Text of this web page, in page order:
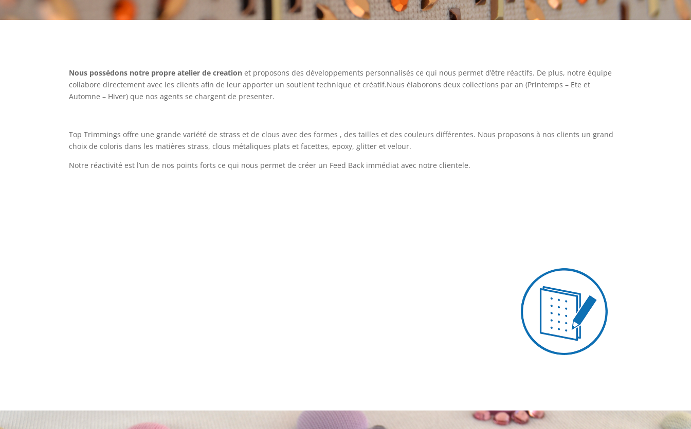
Nous possédons notre propre atelier de creationet proposons des développements personnalisés ce qui nous permet d’être réactifs. De plus, notre équipe
collabore directement avec les clients afin de leur apporter un soutient technique et créatif.Nous élaborons deux collections par an (Printemps – Ete et
Automne – Hiver) que nos agents se chargent de presenter.
Top Trimmings offre une grande variété de strass et de clous avec des formes , des tailles et des couleurs différentes. Nous proposons à nos clients un grand
choix de coloris dans les matières strass, clous métaliques plats et facettes, epoxy, glitter et velour.
Notre réactivité est l’un de nos points forts ce qui nous permet de créer un Feed Back immédiat avec notre clientele.